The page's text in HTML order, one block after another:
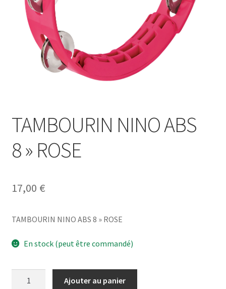
TAMBOURIN NINO ABS
8 » ROSE
17,00 €
TAMBOURIN NINO ABS 8 » ROSE
En stock (peut être commandé)
Ajouter au panier